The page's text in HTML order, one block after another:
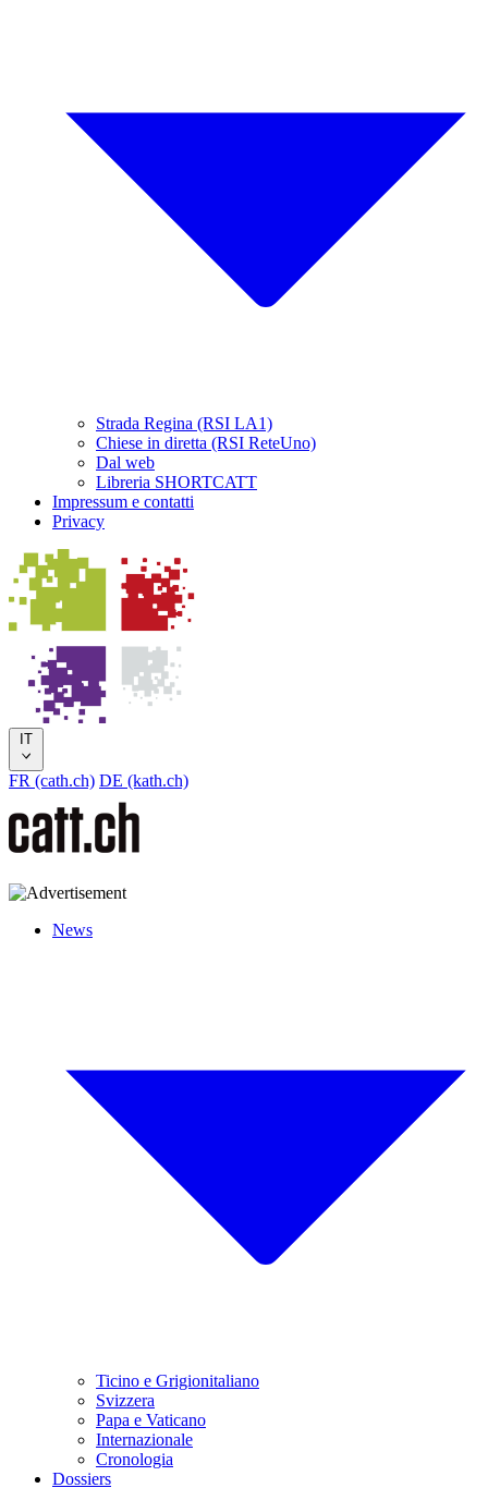
Strada Regina (RSI LA1)
Chiese in diretta (RSI ReteUno)
Dal web
Libreria SHORTCATT
Impressum e contatti
Privacy
IT
FR (cath.ch) DE (kath.ch)
News
Ticino e Grigionitaliano
Svizzera
Papa e Vaticano
Internazionale
Cronologia
Dossiers